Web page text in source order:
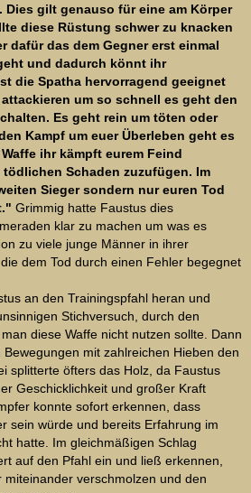
Dies gilt genauso für eine am Körper
diese Rüstung schwer zu knacken
dafür das dem Gegner erst einmal
und dadurch könnt ihr
die Spatha hervorragend geeignet
um so schnell es geht den
Es geht rein um töten oder
Kampf um euer Überleben geht es
ihr kämpft eurem Feind
Schaden zuzufügen. Im
Sieger sondern nur euren Tod
Grimmig hatte Faustus dies
klar zu machen um was es
zu viele junge Männer in ihrer
dem Tod durch einen Fehler begegnet
an den Trainingspfahl heran und
Stichversuch, durch den
diese Waffe nicht nutzen sollte. Dann
mit zahlreichen Hieben den
splitterte öfters das Holz, da Faustus
Geschicklichkeit und großer Kraft
konnte sofort erkennen, dass
sein würde und bereits Erfahrung im
hatte. Im gleichmäßigen Schlag
auf den Pfahl ein und ließ erkennen,
verschmolzen und den